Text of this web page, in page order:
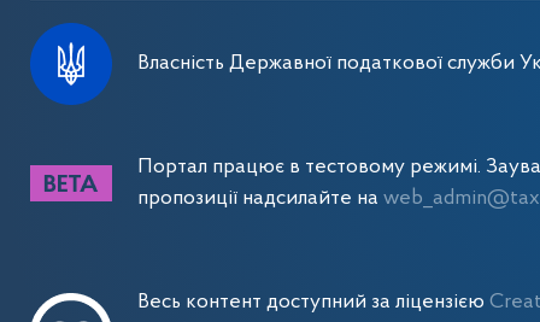
Власність Державної податкової служби
Портал працює в тестовому режимі.
пропозиції надсилайте на
Весь контент доступний за ліцензією